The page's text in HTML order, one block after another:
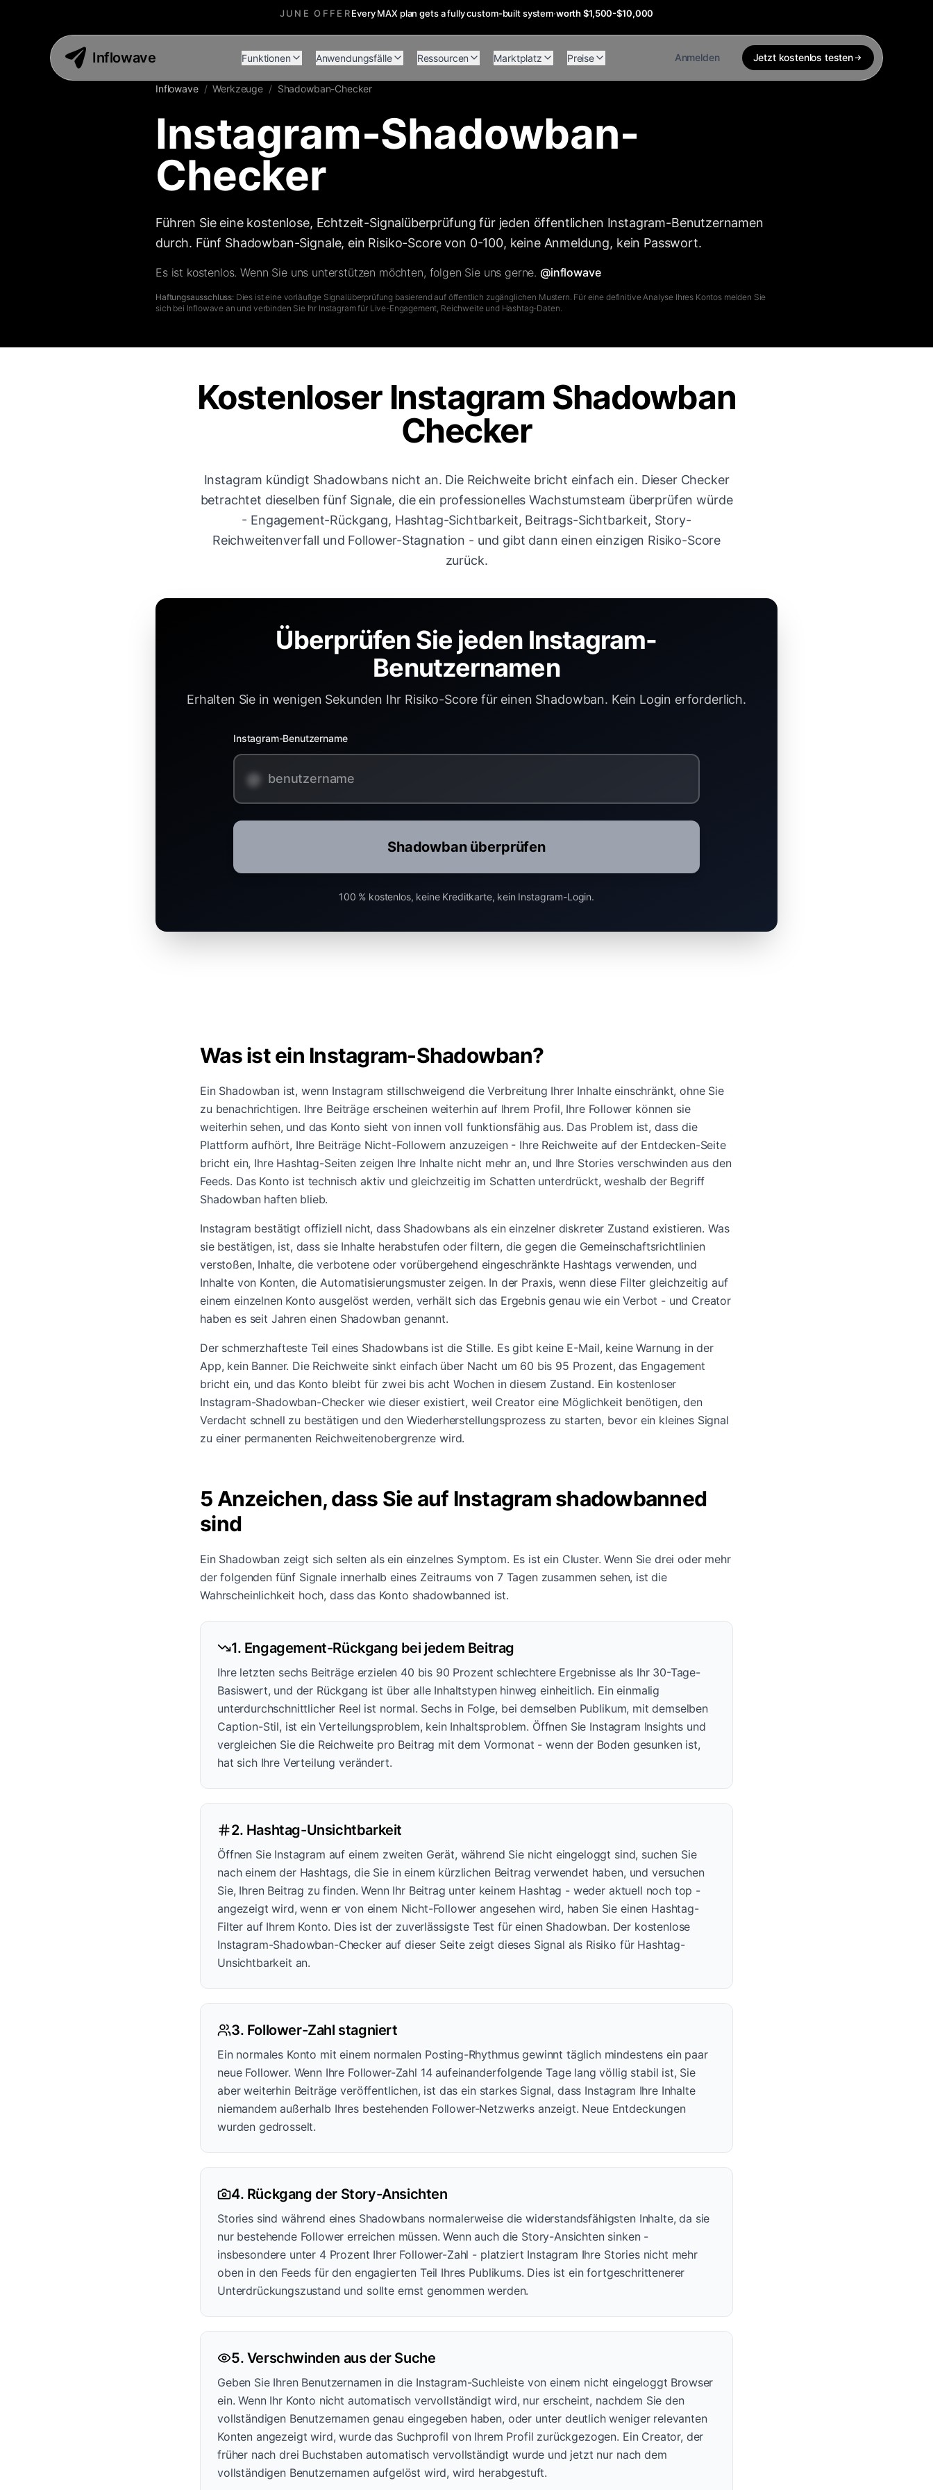
JUNE OFFEREvery MAX plan gets a fully custom-built system·worth $1,500-$10,000
Inflowave Funktionen Anwendungsfälle Ressourcen Marktplatz Preise Anmelden Jetzt kostenlos testen
Inflowave / Werkzeuge / Shadowban-Checker
Instagram-Shadowban-
Checker
Führen Sie eine kostenlose, Echtzeit-Signalüberprüfung für jeden öffentlichen Instagram-Benutzernamen
durch. Fünf Shadowban-Signale, ein Risiko-Score von 0-100, keine Anmeldung, kein Passwort.
Es ist kostenlos. Wenn Sie uns unterstützen möchten, folgen Sie uns gerne. @inflowave
Haftungsausschluss: Dies ist eine vorläufige Signalüberprüfung basierend auf öffentlich zugänglichen Mustern. Für eine definitive Analyse Ihres Kontos melden Sie
sich bei Inflowave an und verbinden Sie Ihr Instagram für Live-Engagement, Reichweite und Hashtag-Daten.
Kostenloser Instagram Shadowban
Checker
Instagram kündigt Shadowbans nicht an. Die Reichweite bricht einfach ein. Dieser Checker
betrachtet dieselben fünf Signale, die ein professionelles Wachstumsteam überprüfen würde
- Engagement-Rückgang, Hashtag-Sichtbarkeit, Beitrags-Sichtbarkeit, Story-
Reichweitenverfall und Follower-Stagnation - und gibt dann einen einzigen Risiko-Score
zurück.
Überprüfen Sie jeden Instagram-
Benutzernamen
Erhalten Sie in wenigen Sekunden Ihr Risiko-Score für einen Shadowban. Kein Login erforderlich.
Instagram-Benutzername
@
Shadowban überprüfen
100 % kostenlos, keine Kreditkarte, kein Instagram-Login.
Was ist ein Instagram-Shadowban?
Ein Shadowban ist, wenn Instagram stillschweigend die Verbreitung Ihrer Inhalte einschränkt, ohne Sie
zu benachrichtigen. Ihre Beiträge erscheinen weiterhin auf Ihrem Profil, Ihre Follower können sie
weiterhin sehen, und das Konto sieht von innen voll funktionsfähig aus. Das Problem ist, dass die
Plattform aufhört, Ihre Beiträge Nicht-Followern anzuzeigen - Ihre Reichweite auf der Entdecken-Seite
bricht ein, Ihre Hashtag-Seiten zeigen Ihre Inhalte nicht mehr an, und Ihre Stories verschwinden aus den
Feeds. Das Konto ist technisch aktiv und gleichzeitig im Schatten unterdrückt, weshalb der Begriff
Shadowban haften blieb.
Instagram bestätigt offiziell nicht, dass Shadowbans als ein einzelner diskreter Zustand existieren. Was
sie bestätigen, ist, dass sie Inhalte herabstufen oder filtern, die gegen die Gemeinschaftsrichtlinien
verstoßen, Inhalte, die verbotene oder vorübergehend eingeschränkte Hashtags verwenden, und
Inhalte von Konten, die Automatisierungsmuster zeigen. In der Praxis, wenn diese Filter gleichzeitig auf
einem einzelnen Konto ausgelöst werden, verhält sich das Ergebnis genau wie ein Verbot - und Creator
haben es seit Jahren einen Shadowban genannt.
Der schmerzhafteste Teil eines Shadowbans ist die Stille. Es gibt keine E-Mail, keine Warnung in der
App, kein Banner. Die Reichweite sinkt einfach über Nacht um 60 bis 95 Prozent, das Engagement
bricht ein, und das Konto bleibt für zwei bis acht Wochen in diesem Zustand. Ein kostenloser
Instagram-Shadowban-Checker wie dieser existiert, weil Creator eine Möglichkeit benötigen, den
Verdacht schnell zu bestätigen und den Wiederherstellungsprozess zu starten, bevor ein kleines Signal
zu einer permanenten Reichweitenobergrenze wird.
5 Anzeichen, dass Sie auf Instagram shadowbanned
sind
Ein Shadowban zeigt sich selten als ein einzelnes Symptom. Es ist ein Cluster. Wenn Sie drei oder mehr
der folgenden fünf Signale innerhalb eines Zeitraums von 7 Tagen zusammen sehen, ist die
Wahrscheinlichkeit hoch, dass das Konto shadowbanned ist.
1. Engagement-Rückgang bei jedem Beitrag
Ihre letzten sechs Beiträge erzielen 40 bis 90 Prozent schlechtere Ergebnisse als Ihr 30-Tage-
Basiswert, und der Rückgang ist über alle Inhaltstypen hinweg einheitlich. Ein einmalig
unterdurchschnittlicher Reel ist normal. Sechs in Folge, bei demselben Publikum, mit demselben
Caption-Stil, ist ein Verteilungsproblem, kein Inhaltsproblem. Öffnen Sie Instagram Insights und
vergleichen Sie die Reichweite pro Beitrag mit dem Vormonat - wenn der Boden gesunken ist,
hat sich Ihre Verteilung verändert.
2. Hashtag-Unsichtbarkeit
Öffnen Sie Instagram auf einem zweiten Gerät, während Sie nicht eingeloggt sind, suchen Sie
nach einem der Hashtags, die Sie in einem kürzlichen Beitrag verwendet haben, und versuchen
Sie, Ihren Beitrag zu finden. Wenn Ihr Beitrag unter keinem Hashtag - weder aktuell noch top -
angezeigt wird, wenn er von einem Nicht-Follower angesehen wird, haben Sie einen Hashtag-
Filter auf Ihrem Konto. Dies ist der zuverlässigste Test für einen Shadowban. Der kostenlose
Instagram-Shadowban-Checker auf dieser Seite zeigt dieses Signal als Risiko für Hashtag-
Unsichtbarkeit an.
3. Follower-Zahl stagniert
Ein normales Konto mit einem normalen Posting-Rhythmus gewinnt täglich mindestens ein paar
neue Follower. Wenn Ihre Follower-Zahl 14 aufeinanderfolgende Tage lang völlig stabil ist, Sie
aber weiterhin Beiträge veröffentlichen, ist das ein starkes Signal, dass Instagram Ihre Inhalte
niemandem außerhalb Ihres bestehenden Follower-Netzwerks anzeigt. Neue Entdeckungen
wurden gedrosselt.
4. Rückgang der Story-Ansichten
Stories sind während eines Shadowbans normalerweise die widerstandsfähigsten Inhalte, da sie
nur bestehende Follower erreichen müssen. Wenn auch die Story-Ansichten sinken -
insbesondere unter 4 Prozent Ihrer Follower-Zahl - platziert Instagram Ihre Stories nicht mehr
oben in den Feeds für den engagierten Teil Ihres Publikums. Dies ist ein fortgeschrittenerer
Unterdrückungszustand und sollte ernst genommen werden.
5. Verschwinden aus der Suche
Geben Sie Ihren Benutzernamen in die Instagram-Suchleiste von einem nicht eingeloggt Browser
ein. Wenn Ihr Konto nicht automatisch vervollständigt wird, nur erscheint, nachdem Sie den
vollständigen Benutzernamen genau eingegeben haben, oder unter deutlich weniger relevanten
Konten angezeigt wird, wurde das Suchprofil von Ihrem Profil zurückgezogen. Ein Creator, der
früher nach drei Buchstaben automatisch vervollständigt wurde und jetzt nur nach dem
vollständigen Benutzernamen aufgelöst wird, wird herabgestuft.